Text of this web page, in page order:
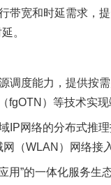
带宽和时延需求，
。
度能力，提供按需
fgOTN）等技术实
网络的分布式推理
（WLAN）网络接
”的一体化服务生